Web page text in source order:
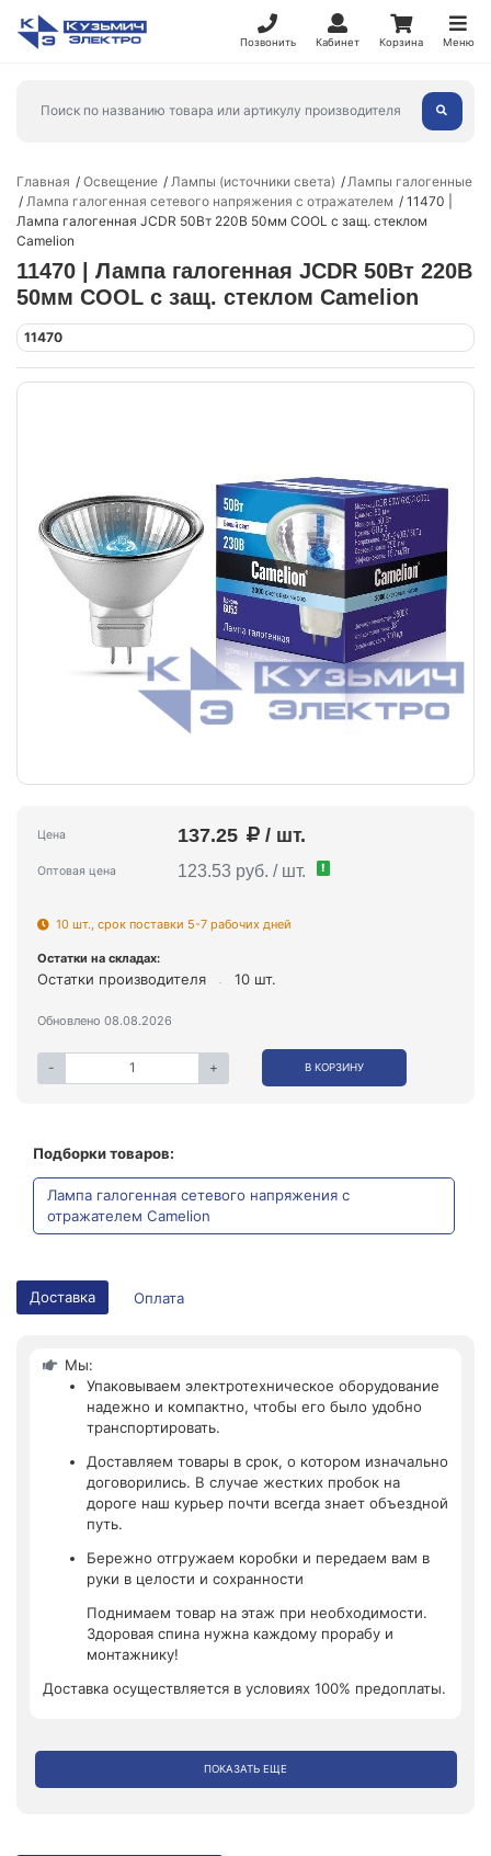
Позвонить Кабинет Корзина Меню
Главная Освещение Лампы (источники света)
Лампы галогенные
Лампа галогенная сетевого напряжения с отражателем
11470 |
Лампа галогенная JCDR 50Вт 220В 50мм COOL с защ. стеклом
Camelion
11470 | Лампа галогенная JCDR 50Вт 220В
50мм COOL с защ. стеклом Camelion
11470
Цена 137.25 / шт.
Оптовая цена 123.53 руб. / шт. !
10 шт., срок поставки 5-7 рабочих дней
Остатки на складах:
Остатки производителя 10 шт.
Обновлено 08.08.2026
- + В КОРЗИНУ
Подборки товаров:
Лампа галогенная сетевого напряжения с
отражателем Camelion
Доставка Оплата
Мы:
Упаковываем электротехническое оборудование
надежно и компактно, чтобы его было удобно
транспортировать.
Доставляем товары в срок, о котором изначально
договорились. В случае жестких пробок на
дороге наш курьер почти всегда знает объездной
путь.
Бережно отгружаем коробки и передаем вам в
руки в целости и сохранности
Поднимаем товар на этаж при необходимости.
Здоровая спина нужна каждому прорабу и
монтажнику!
Доставка осуществляется в условиях 100% предоплаты.
ПОКАЗАТЬ ЕЩЕ